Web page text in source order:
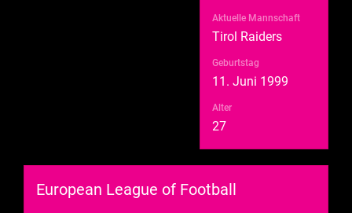
Aktuelle Mannschaft
Tirol Raiders
Geburtstag
11. Juni 1999
Alter
27
European League of Football